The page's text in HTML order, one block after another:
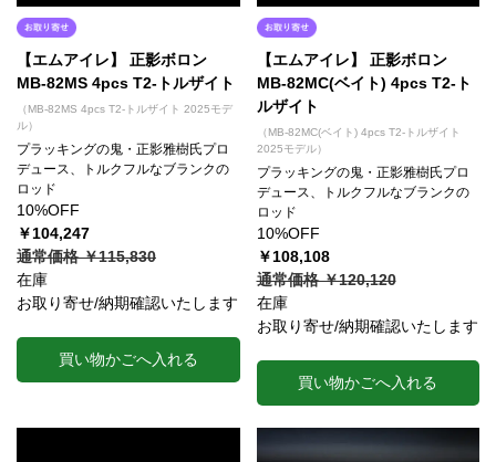
【エムアイレ】 正影ボロン
MB-82MS 4pcs T2-トルザイト
（MB-82MS 4pcs T2-トルザイト 2025モデ
ル）
プラッキングの鬼・正影雅樹氏プロ
デュース、トルクフルなブランクの
ロッド
10%OFF
￥104,247
通常価格 ￥115,830
在庫
お取り寄せ/納期確認いたします
買い物かごへ入れる
【エムアイレ】 正影ボロン
MB-82MC(ベイト) 4pcs T2-ト
ルザイト
（MB-82MC(ベイト) 4pcs T2-トルザイト
2025モデル）
プラッキングの鬼・正影雅樹氏プロ
デュース、トルクフルなブランクの
ロッド
10%OFF
￥108,108
通常価格 ￥120,120
在庫
お取り寄せ/納期確認いたします
買い物かごへ入れる